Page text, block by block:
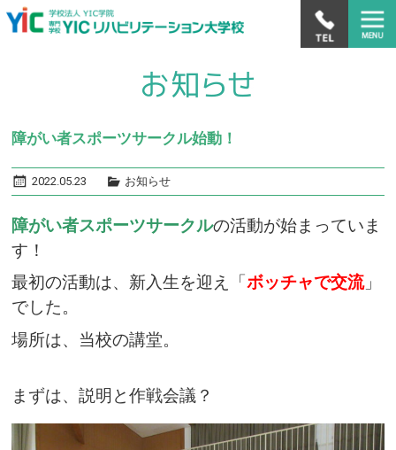
障がい者スポーツサークル始動！
2022.05.23 お知らせ
障がい者スポーツサークルの活動が始まっていま
す！
最初の活動は、新入生を迎え「ボッチャで交流」
でした。
場所は、当校の講堂。
まずは、説明と作戦会議？